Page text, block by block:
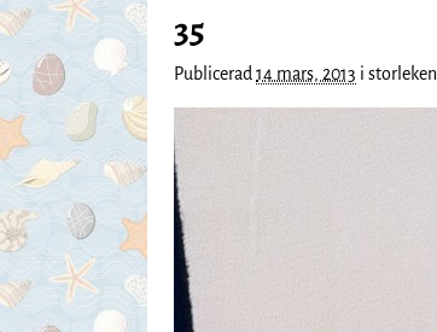
35
Publicerad 14 mars, 2013 i storleken